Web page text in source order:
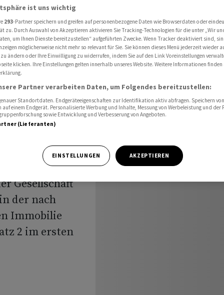
GmbH &
der Signa-
Gesellschaft
der nach
Immobilie
2 im ersten
ist uns wichtig
293-Partner speichern und greifen auf personenbezogene Daten wie Browserdaten oder
zu. Durch Auswahl von Akzeptieren aktivieren Sie Tracking-Technologien für die unter „Wir
um Ihnen Dienste bereitzustellen“ aufgeführten Zwecke. Wenn Tracker deaktiviert sind,
möglicherweise nicht mehr so relevant für Sie. Sie können dieses Menü jederzeit wieder
ändern oder Ihre Einwilligung zu widerrufen, indem Sie auf den Link Voreinstellungen
klicken. Ihre Einstellungen gelten innerhalb unseres Website. Weitere Informationen finden
Partner verarbeiten Daten, um Folgendes bereitzustellen:
Standortdaten. Endgeräteeigenschaften zur Identifikation aktiv abfragen. Speichern
einem Endgerät. Personalisierte Werbung und Inhalte, Messung von Werbeleistung und der
sowie Entwicklung und Verbesserung von Angeboten.
(Lieferanten)
EINSTELLUNGEN AKZEPTIEREN